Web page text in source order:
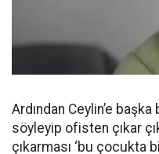
Ardından Ceylin’e
söyleyip ofisten çıkar
çıkarması ‘bu çocukta